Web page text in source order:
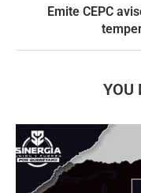
Emite CEPC
YOU